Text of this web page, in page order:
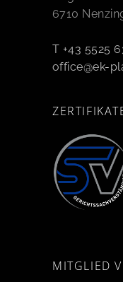
6710
T +43 5525
office@ek-
MITGLIED